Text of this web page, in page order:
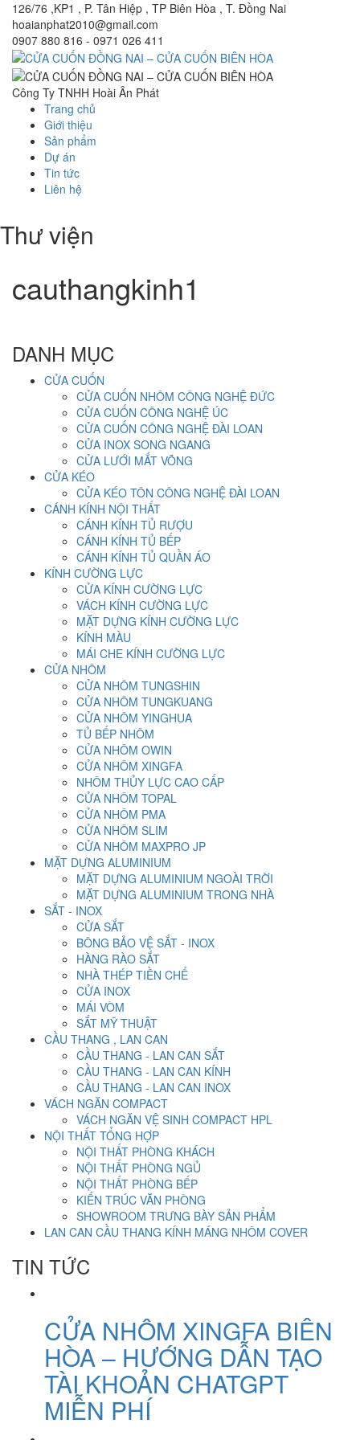
126/76 ,KP1 , P. Tân Hiệp , TP Biên Hòa , T. Đồng Nai
hoaianphat2010@gmail.com
0907 880 816 - 0971 026 411
Công Ty TNHH Hoài Ân Phát
Trang chủ
Giới thiệu
Sản phẩm
Dự án
Tin tức
Liên hệ
Thư viện
cauthangkinh1
DANH MỤC
CỬA CUỐN
CỬA CUỐN NHÔM CÔNG NGHỆ ĐỨC
CỬA CUỐN CÔNG NGHỆ ÚC
CỬA CUỐN CÔNG NGHỆ ĐÀI LOAN
CỬA INOX SONG NGANG
CỬA LƯỚI MẮT VÕNG
CỬA KÉO
CỬA KÉO TÔN CÔNG NGHỆ ĐÀI LOAN
CÁNH KÍNH NỘI THẤT
CÁNH KÍNH TỦ RƯỢU
CÁNH KÍNH TỦ BẾP
CÁNH KÍNH TỦ QUẦN ÁO
KÍNH CƯỜNG LỰC
CỬA KÍNH CƯỜNG LỰC
VÁCH KÍNH CƯỜNG LỰC
MẶT DỰNG KÍNH CƯỜNG LỰC
KÍNH MÀU
MÁI CHE KÍNH CƯỜNG LỰC
CỬA NHÔM
CỬA NHÔM TUNGSHIN
CỬA NHÔM TUNGKUANG
CỬA NHÔM YINGHUA
TỦ BẾP NHÔM
CỬA NHÔM OWIN
CỬA NHÔM XINGFA
NHÔM THỦY LỰC CAO CẤP
CỬA NHÔM TOPAL
CỬA NHÔM PMA
CỬA NHÔM SLIM
CỬA NHÔM MAXPRO JP
MẶT DỰNG ALUMINIUM
MẶT DỰNG ALUMINIUM NGOÀI TRỜI
MẶT DỰNG ALUMINIUM TRONG NHÀ
SẮT - INOX
CỬA SẮT
BÔNG BẢO VỆ SẮT - INOX
HÀNG RÀO SẮT
NHÀ THÉP TIỀN CHẾ
CỬA INOX
MÁI VÒM
SẮT MỸ THUẬT
CẦU THANG , LAN CAN
CẦU THANG - LAN CAN SẮT
CẦU THANG - LAN CAN KÍNH
CẦU THANG - LAN CAN INOX
VÁCH NGĂN COMPACT
VÁCH NGĂN VỆ SINH COMPACT HPL
NỘI THẤT TỔNG HỢP
NỘI THẤT PHÒNG KHÁCH
NỘI THẤT PHÒNG NGỦ
NỘI THẤT PHÒNG BẾP
KIẾN TRÚC VĂN PHÒNG
SHOWROOM TRƯNG BÀY SẢN PHẨM
LAN CAN CẦU THANG KÍNH MÁNG NHÔM COVER
TIN TỨC
CỬA NHÔM XINGFA BIÊN
HÒA – HƯỚNG DẪN TẠO
TÀI KHOẢN CHATGPT
MIỄN PHÍ